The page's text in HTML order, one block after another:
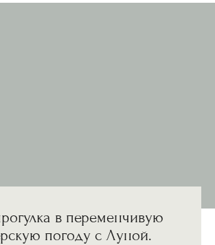
в переменчивую
погоду с Луной.